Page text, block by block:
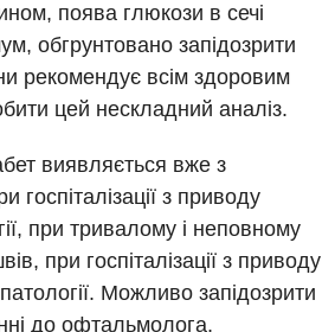
станів
поява глюкози в сечі
обгрунтовано запідозрити
рекомендує всім здоровим
цей нескладний аналіз.
виявляється вже з
госпіталізації з приводу
при тривалому і неповному
при госпіталізації з приводу
Можливо запідозрити
до офтальмолога,